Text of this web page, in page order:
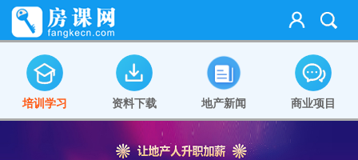
培训学习 资料下载 地产新闻 商业项目